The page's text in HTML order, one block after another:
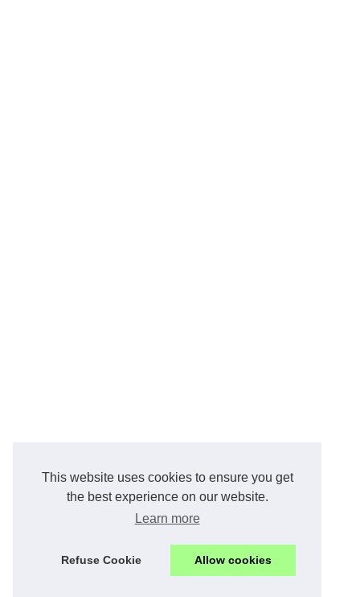
This website uses cookies to ensure you get
the best experience on our website.
Learn more
Refuse Cookie Allow cookies